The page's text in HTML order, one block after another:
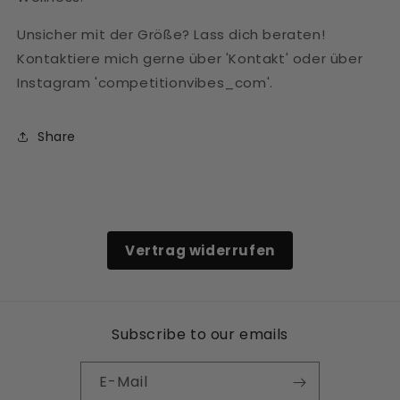
Unsicher mit der Größe? Lass dich beraten!
Kontaktiere mich gerne über 'Kontakt' oder über
Instagram 'competitionvibes_com'.
Share
Vertrag widerrufen
Subscribe to our emails
E-Mail